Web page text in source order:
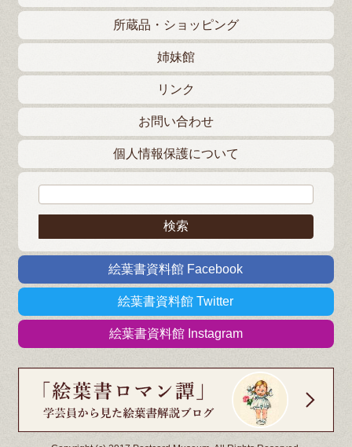
所蔵品・ショッピング
姉妹館
リンク
お問い合わせ
個人情報保護について
絵葉書資料館 Facebook
絵葉書資料館 Twitter
絵葉書資料館 Instagram